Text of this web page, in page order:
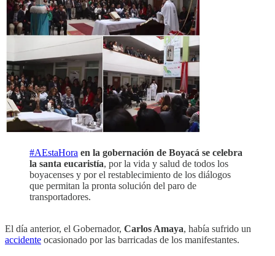
#‎AEstaHora en la gobernación de Boyacá se celebra
la santa eucaristía, por la vida y salud de todos los
boyacenses y por el restablecimiento de los diálogos
que permitan la pronta solución del paro de
transportadores.
El día anterior, el Gobernador, Carlos Amaya, había sufrido un
accidente ocasionado por las barricadas de los manifestantes.